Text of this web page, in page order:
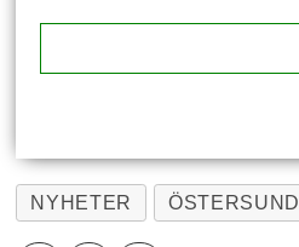
NYHETER ÖSTERSUND